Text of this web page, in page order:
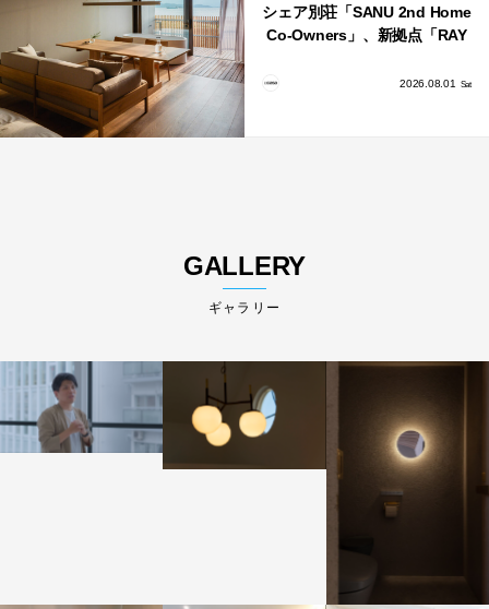
シェア別荘「SANU 2nd Home
Co-Owners」、新拠点「RAY
2026.08.01 Sat
GALLERY
ギャラリー